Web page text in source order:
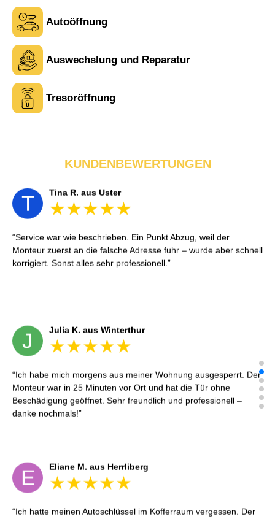
Autoöffnung
Auswechslung und Reparatur
Tresoröffnung
KUNDENBEWERTUNGEN
L Laura M. aus Zürich
Sehr freundlich am Telefon und vor Ort. Die Türöffnung ging
schnell, aber ich musste 5 Minuten auf den Rückruf warten.
T Tina R. aus Uster
Service war wie beschrieben. Ein Punkt Abzug, weil der
Monteur zuerst an die falsche Adresse fuhr – wurde aber schnell
korrigiert. Sonst alles sehr professionell.
J Julia K. aus Winterthur
Ich habe mich morgens aus meiner Wohnung ausgesperrt. Der
Monteur war in 25 Minuten vor Ort und hat die Tür ohne
Beschädigung geöffnet. Sehr freundlich und professionell –
danke nochmals!
E Eliane M. aus Herrliberg
Ich hatte meinen Autoschlüssel im Kofferraum vergessen. Der